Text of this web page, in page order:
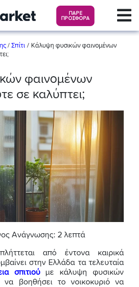
ΠΑΡΕ
ΠΡΟΣΦΟΡΑ
/ Σπίτι / Κάλυψη φυσικών φαινομένων
φαινομένων
σε καλύπτει;
Ανάγνωσης: 2 λεπτά
από έντονα καιρικά
στην Ελλάδα τα τελευταία
σπιτιού
με κάλυψη φυσικών
να βοηθήσει το νοικοκυριό να